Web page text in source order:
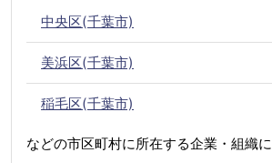
中央区(千葉市)
美浜区(千葉市)
稲毛区(千葉市)
などの市区町村に所在する企業・組織